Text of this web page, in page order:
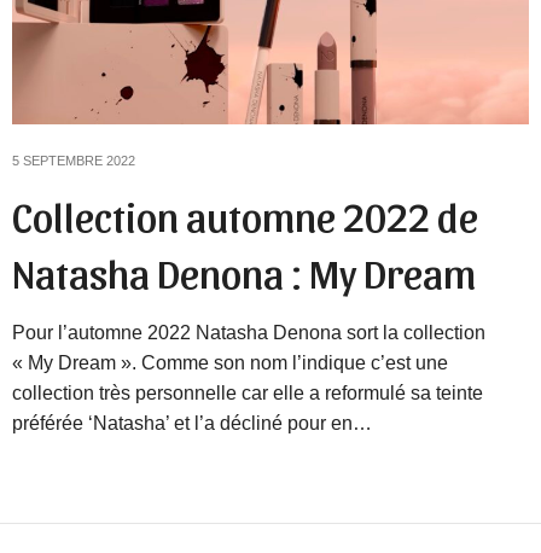
5 SEPTEMBRE 2022
Collection automne 2022 de
Natasha Denona : My Dream
Pour l’automne 2022 Natasha Denona sort la collection
« My Dream ». Comme son nom l’indique c’est une
collection très personnelle car elle a reformulé sa teinte
préférée ‘Natasha’ et l’a décliné pour en…